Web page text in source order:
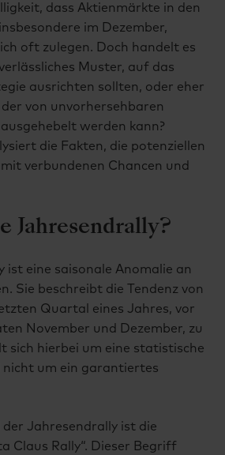
dass Aktienmärkte in den
im Dezember,
oft zulegen. Doch handelt es
Muster, auf das
ausrichten sollten, oder eher
von unvorhersehbaren
werden kann?
die Fakten, die potenziellen
verbundenen Chancen und
Jahresendrally?
ist eine saisonale Anomalie an
Sie beschreibt die Tendenz von
Quartal eines Jahres, vor
November und Dezember, zu
sich hierbei um eine statistische
nicht um ein garantiertes
der Jahresendrally ist die
Claus Rally“. Dieser Begriff